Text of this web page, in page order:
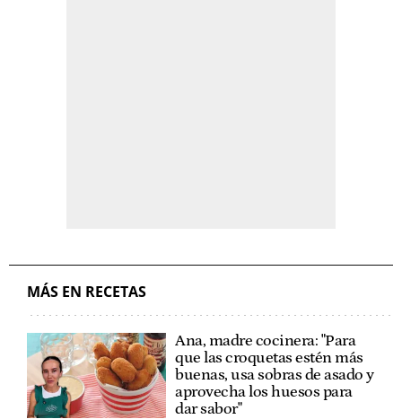
MÁS EN RECETAS
Ana, madre cocinera: "Para
que las croquetas estén más
buenas, usa sobras de asado y
aprovecha los huesos para
dar sabor"